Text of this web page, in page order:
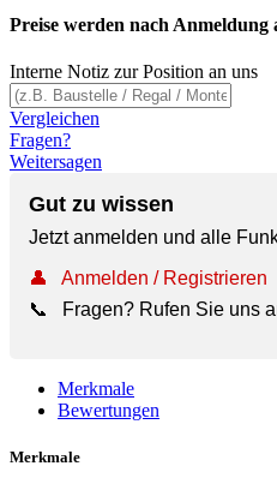
Preise werden nach Anmeldung
Interne Notiz zur Position an uns
Vergleichen
Fragen?
Weitersagen
Gut zu wissen
Jetzt anmelden und alle
👤
Anmelden / Registrieren
📞
Fragen? Rufen Sie uns
Merkmale
Bewertungen
Merkmale